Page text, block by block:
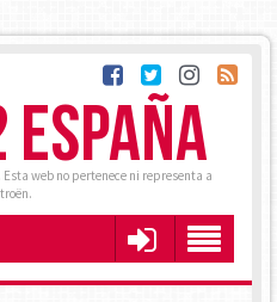
web no pertenece ni representa a